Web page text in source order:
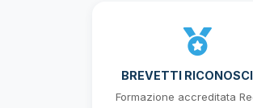
BREVETTI
Formazione accreditata